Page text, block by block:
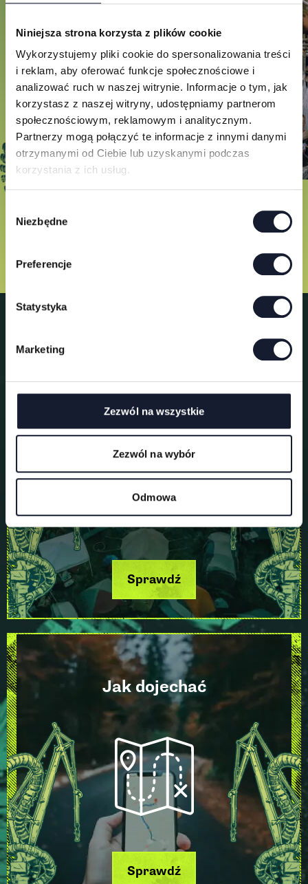
Niniejsza strona korzysta z plików cookie
Wykorzystujemy pliki cookie do spersonalizowania treści
i reklam, aby oferować funkcje społecznościowe i
analizować ruch w naszej witrynie. Informacje o tym, jak
korzystasz z naszej witryny, udostępniamy partnerom
społecznościowym, reklamowym i analitycznym.
Partnerzy mogą połączyć te informacje z innymi danymi
otrzymanymi od Ciebie lub uzyskanymi podczas
korzystania z ich usług.
Niezbędne
Preferencje
Statystyka
Marketing
Zezwól na wszystkie
Zezwól na wybór
Odmowa
Pole namiotowe
Sprawdź
Jak dojechać
Sprawdź